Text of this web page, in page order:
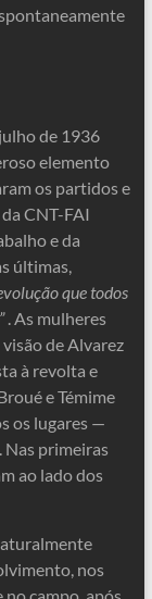
de 1936
elemento
os partidos e
CNT-FAI
e da
últimas,
que todos
. As mulheres
de Alvarez
à revolta e
e Témime
os lugares —
Nas primeiras
ao lado dos
nos